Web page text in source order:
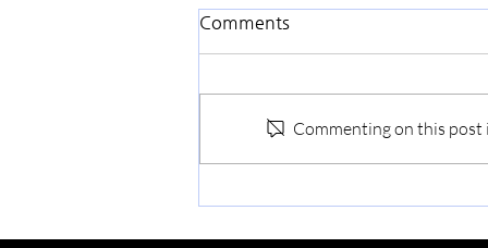
가을맞이 교회대청소
Comments
Commenting on this post